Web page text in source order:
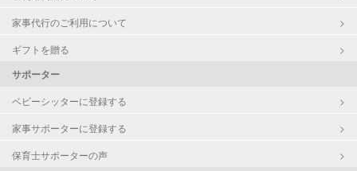
家事代行のご利用について
ギフトを贈る
サポーター
ベビーシッターに登録する
家事サポーターに登録する
保育士サポーターの声